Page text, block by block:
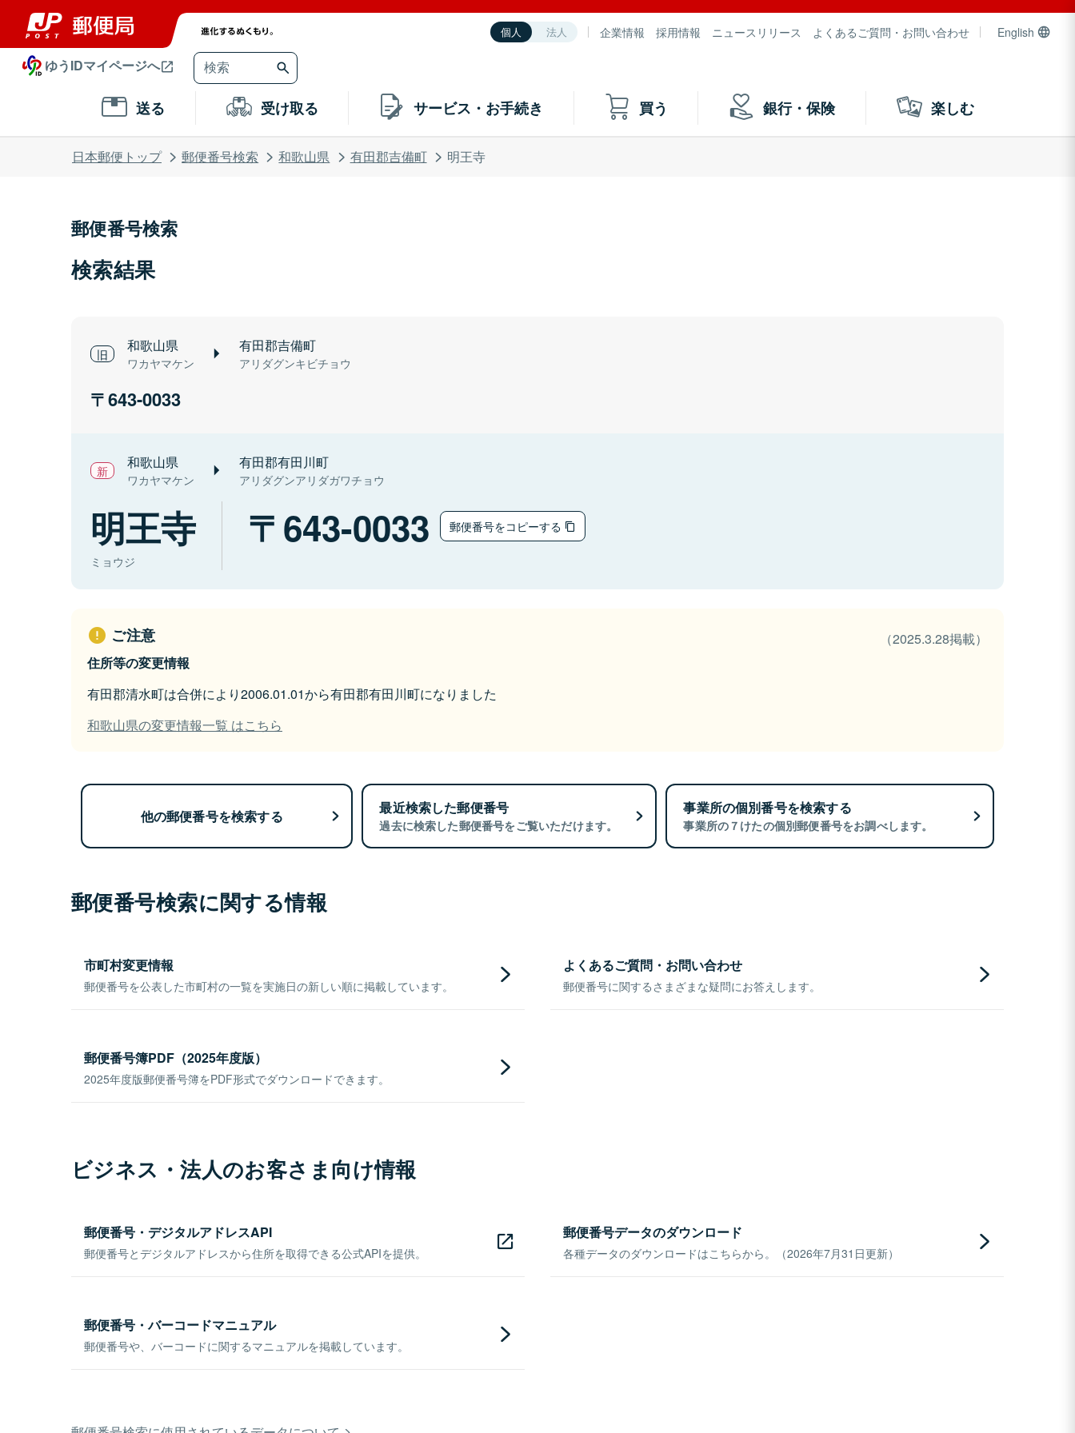
個人 法人 企業情報 採用情報 ニュースリリース よくあるご質問・お問い合わせ English
ゆうIDマイページへ
送る 受け取る サービス・お手続き 買う 銀行・保険 楽しむ
日本郵便トップ 郵便番号検索 和歌山県 有田郡吉備町 明王寺
郵便番号検索
検索結果
和歌山県
ワカヤマケン
有田郡吉備町
アリダグンキビチョウ
643-0033
和歌山県
ワカヤマケン
有田郡有田川町
アリダグンアリダガワチョウ
明王寺
ミョウジ
643-0033 郵便番号をコピーする
ご注意
（2025.3.28掲載）
住所等の変更情報
有田郡清水町は合併により2006.01.01から有田郡有田川町になりました
和歌山県の変更情報一覧 はこちら
他の郵便番号を検索する 最近検索した郵便番号
過去に検索した郵便番号をご覧いただけます。
事業所の個別番号を検索する
事業所の７けたの個別郵便番号をお調べします。
郵便番号検索に関する情報
市町村変更情報
郵便番号を公表した市町村の一覧を実施日の新しい順に掲載しています。
よくあるご質問・お問い合わせ
郵便番号に関するさまざまな疑問にお答えします。
郵便番号簿PDF（2025年度版）
2025年度版郵便番号簿をPDF形式でダウンロードできます。
ビジネス・法人のお客さま向け情報
郵便番号・デジタルアドレスAPI
郵便番号とデジタルアドレスから住所を取得できる公式APIを提供。
郵便番号データのダウンロード
各種データのダウンロードはこちらから。（2026年7月31日更新）
郵便番号・バーコードマニュアル
郵便番号や、バーコードに関するマニュアルを掲載しています。